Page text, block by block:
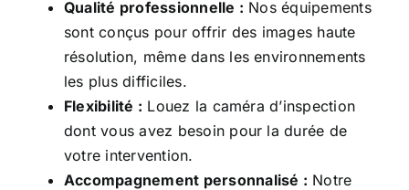
Qualité professionnelle : Nos équipements
sont conçus pour offrir des images haute
résolution, même dans les environnements
les plus difficiles.
Flexibilité : Louez la caméra d’inspection
dont vous avez besoin pour la durée de
votre intervention.
Accompagnement personnalisé : Notre